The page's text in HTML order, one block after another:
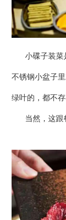
小碟子装菜
不锈钢小盆子
绿叶的，都不
当然，这跟